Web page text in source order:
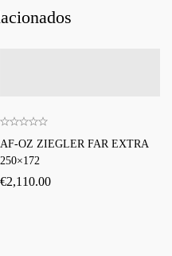
AF-OZ ZIEGLER FAR EXTRA
250×172
€2,110.00